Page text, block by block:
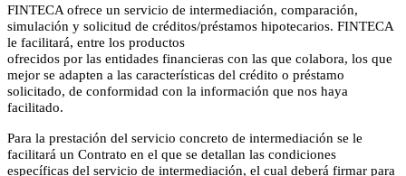
FINTECA ofrece un servicio de intermediación, comparación,
simulación y solicitud de créditos/préstamos hipotecarios. FINTECA
le facilitará, entre los productos
ofrecidos por las entidades financieras con las que colabora, los que
mejor se adapten a las características del crédito o préstamo
solicitado, de conformidad con la información que nos haya
facilitado.
Para la prestación del servicio concreto de intermediación se le
facilitará un Contrato en el que se detallan las condiciones
específicas del servicio de intermediación, el cual deberá firmar para